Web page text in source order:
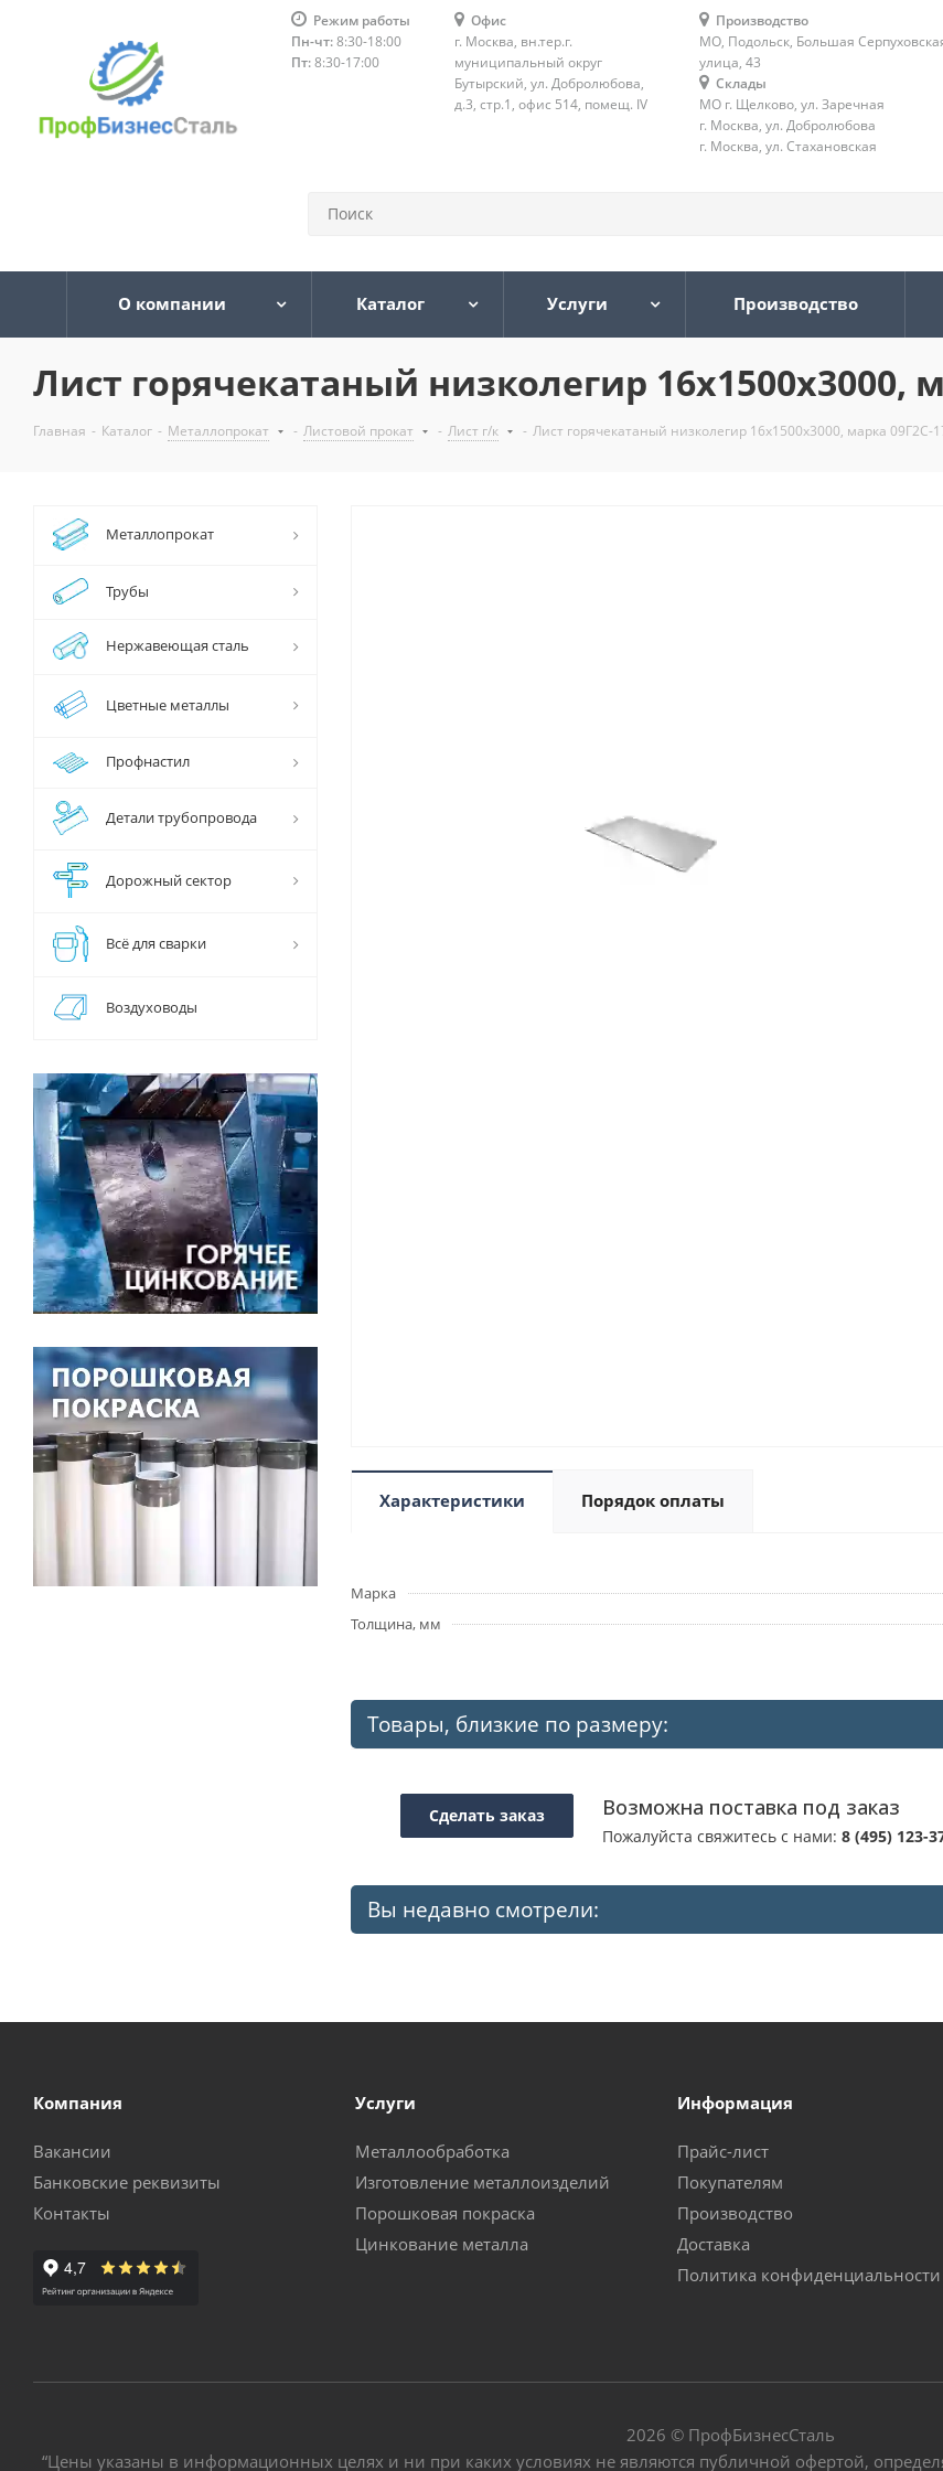
Режим работы
Пн-чт:8:30-18:00
Пт:8:30-17:00
Офис
г. Москва, вн.тер.г.
муниципальный округ
Бутырский, ул. Добролюбова,
д.3, стр.1, офис 514, помещ. IV
Производство
МО, Подольск, Большая
улица, 43
Склады
МО г. Щелково, ул. Заречная
г. Москва, ул. Добролюбова
г. Москва, ул. Стахановская
О компании Каталог Услуги Производство
Лист горячекатаный низколегир 16х1500х3000,
Главная - Каталог - Металлопрокат - Листовой прокат - Лист г/к - Лист горячекатаный низколегир 16х1500х3000, марка 09Г2С-
Характеристики Порядок оплаты
Марка
Толщина, мм
Товары, близкие по размеру:
Сделать заказ Возможна поставка под заказ
Пожалуйста свяжитесь с нами:8 (495) 123-
Вы недавно смотрели:
Металлопрокат
Трубы
Нержавеющая сталь
Цветные металлы
Профнастил
Детали трубопровода
Дорожный сектор
Всё для сварки
Воздуховоды
Компания
Вакансии
Банковские реквизиты
Контакты
Услуги
Металлообработка
Изготовление металлоизделий
Порошковая покраска
Цинкование металла
Информация
Прайс-лист
Покупателям
Производство
Доставка
Политика конфиденциальности
2026 © ПрофБизнесСталь
“Цены указаны в информационных целях и ни при каких условиях не являются публичной офертой,